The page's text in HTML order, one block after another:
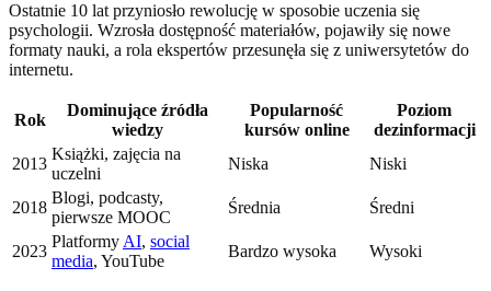
Ostatnie 10 lat przyniosło rewolucję w sposobie uczenia się
psychologii. Wzrosła dostępność materiałów, pojawiły się nowe
formaty nauki, a rola ekspertów przesunęła się z uniwersytetów do
internetu.
Rok
Dominujące źródła
wiedzy
Popularność
kursów online
Poziom
dezinformacji
2013
Książki, zajęcia na
uczelni
Niska Niski
2018
Blogi, podcasty,
pierwsze MOOC
Średnia Średni
2023
Platformy AI, social
media, YouTube
Bardzo wysoka Wysoki